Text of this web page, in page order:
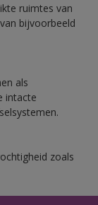
ruimtes van
bijvoorbeeld
als
intacte
zoals